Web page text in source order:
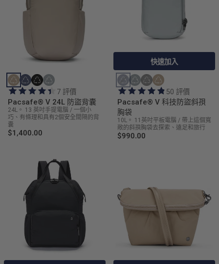
快速加入
7 評價
Pacsafe® V 24L 防盜背囊
24L。 13 英吋手提電腦 / 一個小
巧、有條理和具有2個安全間隔的背
囊
$1,400.00
快速加入
50 評價
Pacsafe® V 科技防盜斜孭
胸袋
10L。 11英吋平板電腦 / 帶上這個寬
敞的斜孭胸袋去探索、遠足和旅行
$990.00